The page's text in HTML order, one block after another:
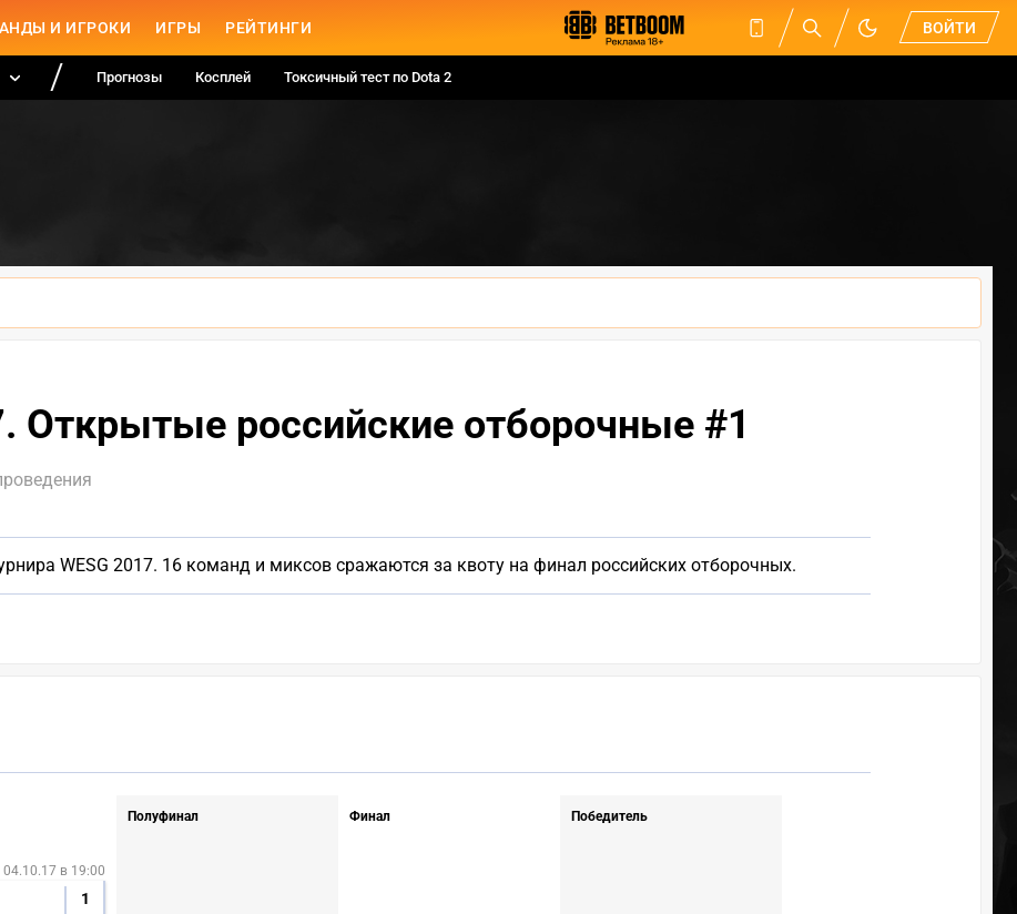
И ИГРОКИ ИГРЫ РЕЙТИНГИ ВОЙТИ
Прогнозы Косплей Токсичный тест по Dota 2
Открытые российские отборочные #1
WESG 2017. 16 команд и миксов сражаются за квоту на финал российских отборочных.
04.10.17 в 19:00
1
Полуфинал Финал Победитель